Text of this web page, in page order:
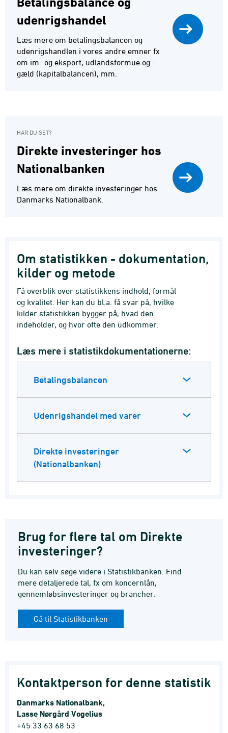
udenrigshandel
Læs mere om betalingsbalancen og
udenrigshandlen i vores andre emner fx
om im- og eksport, udlandsformue og -
gæld (kapitalbalancen), mm.
HAR DU SET?
Direkte investeringer hos
Nationalbanken
Læs mere om direkte investeringer hos
Danmarks Nationalbank.
Om statistikken - dokumentation,
kilder og metode
Få overblik over statistikkens indhold, formål
og kvalitet. Her kan du bl.a. få svar på, hvilke
kilder statistikken bygger på, hvad den
indeholder, og hvor ofte den udkommer.
Læs mere i statistikdokumentationerne:
Betalingsbalancen
Udenrigshandel med varer
Direkte investeringer
(Nationalbanken)
Brug for flere tal om Direkte
investeringer?
Du kan selv søge videre i Statistikbanken. Find
mere detaljerede tal, fx om koncernlån,
gennemløbsinvesteringer og brancher.
Gå til Statistikbanken
Kontaktperson for denne statistik
Danmarks Nationalbank,
Lasse Nørgård Vogelius
+45 33 63 68 53